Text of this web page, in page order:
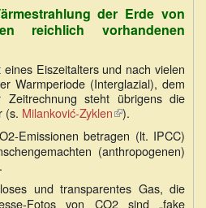
der Erde von
reichlich vorhandenen
Eiszeitalters und nach vielen
Warmperiode (Interglazial), dem
Zeitrechnung steht übrigens die
(s. Milanković-Zyklen(Link
extern)
).
Emissionen betragen (lt. IPCC)
(anthropogenen)
und transparentes Gas, die
Fotos von CO2 sind „fake